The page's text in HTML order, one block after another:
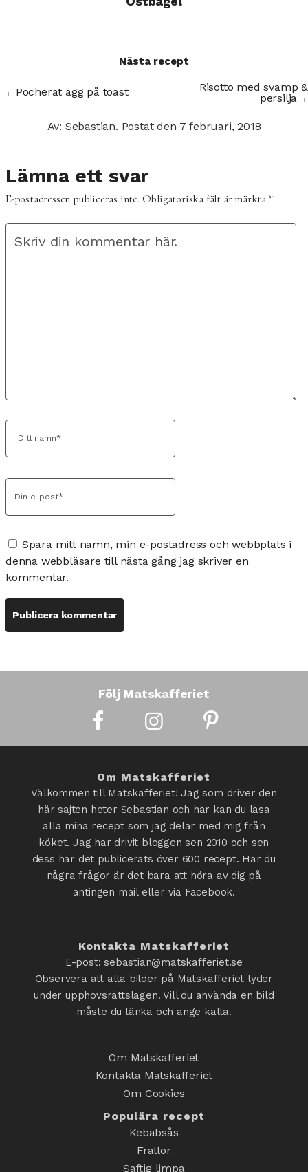
Nästa recept
← Pocherat ägg på toast
Risotto med svamp &
persilja→
Av: Sebastian. Postat den 7 februari, 2018
Lämna ett svar
E-postadressen publiceras inte.Obligatoriska fält är märkta *
Spara mitt namn, min e-postadress och webbplats i
denna webbläsare till nästa gång jag skriver en
kommentar.
Följ Matskafferiet
Om Matskafferiet
Välkommen till Matskafferiet! Jag som driver den
här sajten heter Sebastian och här kan du läsa
alla mina recept som jag delar med mig från
köket. Jag har drivit bloggen sen 2010 och sen
dess har det publicerats över 600 recept. Har du
några frågor är det bara att höra av dig på
antingen mail eller via Facebook.
Kontakta Matskafferiet
E-post: sebastian@matskafferiet.se
Observera att alla bilder på Matskafferiet lyder
under upphovsrättslagen. Vill du använda en bild
måste du länka och ange källa.
Om Matskafferiet
Kontakta Matskafferiet
Om Cookies
Populära recept
Kebabsås
Frallor
Saftig limpa